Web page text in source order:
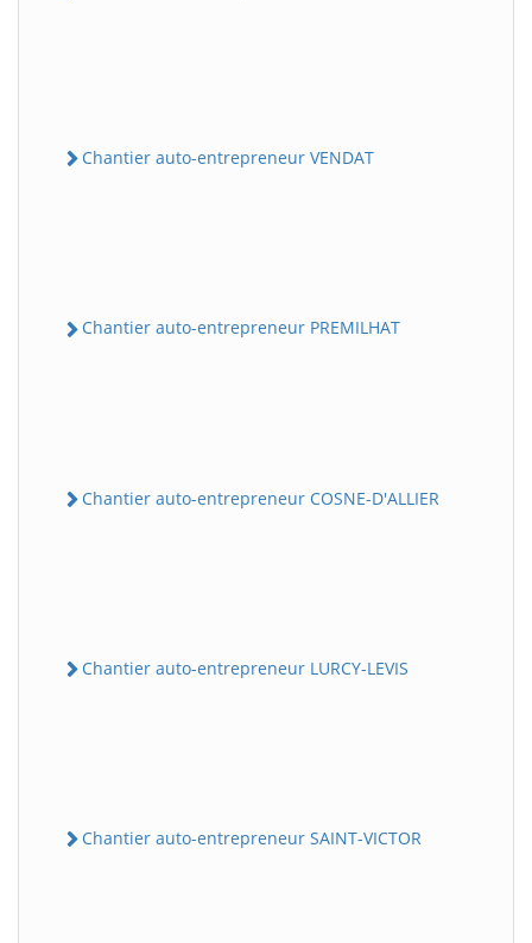
Chantier auto-entrepreneur VENDAT
Chantier auto-entrepreneur PREMILHAT
Chantier auto-entrepreneur COSNE-D'ALLIER
Chantier auto-entrepreneur LURCY-LEVIS
Chantier auto-entrepreneur SAINT-VICTOR